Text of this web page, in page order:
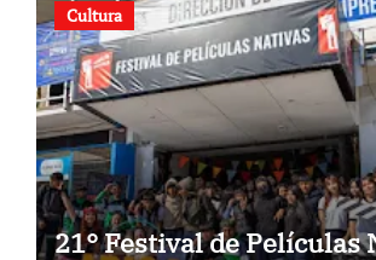
Cultura
21° Festival de Películas